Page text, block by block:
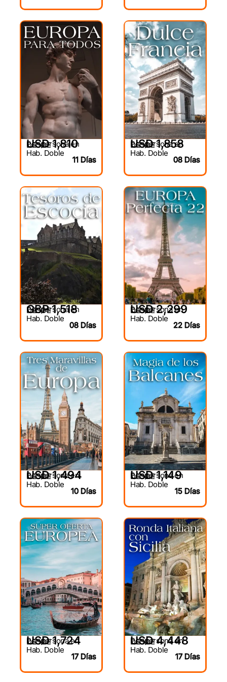
DESDE
USD 1,810
Por persona en
Hab. Doble
11 Días
DESDE
USD 1,858
Por persona en
Hab. Doble
08 Días
DESDE
GBP 1,518
Por persona en
Hab. Doble
08 Días
DESDE
USD 2,299
Por persona en
Hab. Doble
22 Días
DESDE
USD 1,494
Por persona en
Hab. Doble
10 Días
DESDE
USD 1,149
Por persona en
Hab. Doble
15 Días
DESDE
USD 1,724
Por persona en
Hab. Doble
17 Días
DESDE
USD 4,448
Por persona en
Hab. Doble
17 Días